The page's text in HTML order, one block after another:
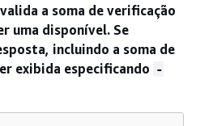
a soma de verificação
uma disponível. Se
incluindo a soma de
exibida especificando -